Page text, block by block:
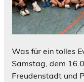
Was für ein tolles
Samstag, dem
Freudenstadt und